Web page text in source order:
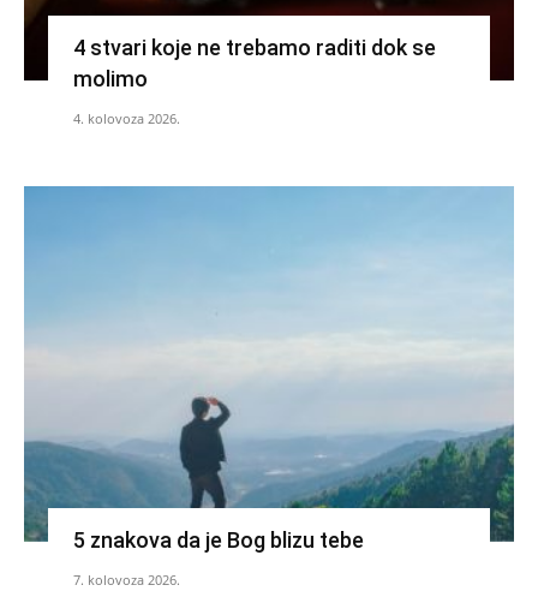
4 stvari koje ne trebamo raditi dok se
molimo
4. kolovoza 2026.
5 znakova da je Bog blizu tebe
7. kolovoza 2026.